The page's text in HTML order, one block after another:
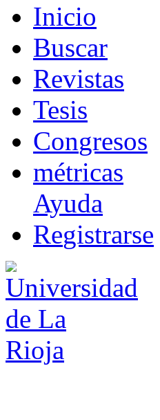
Inicio
Buscar
Revistas
Tesis
Congresos
métricas
Ayuda
Registrarse